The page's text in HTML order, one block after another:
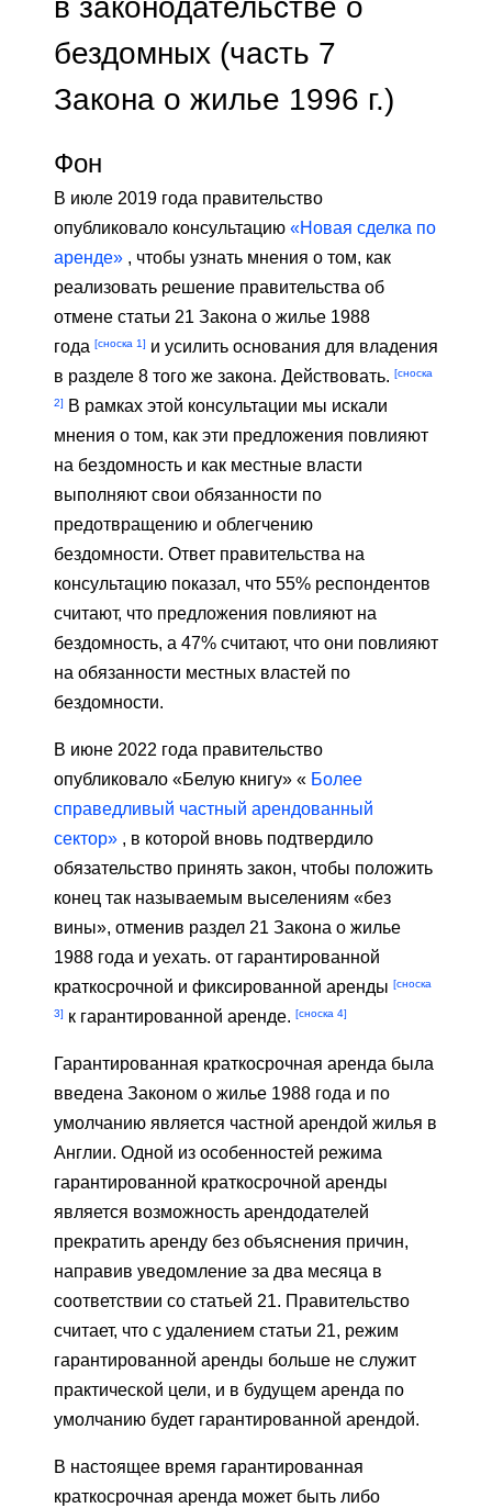
бездомных (часть 7
Закона о жилье 1996 г.)
Фон
В июле 2019 года правительство
опубликовало консультацию «Новая сделка по
аренде» , чтобы узнать мнения о том, как
реализовать решение правительства об
отмене статьи 21 Закона о жилье 1988
года [сноска 1] и усилить основания для владения
в разделе 8 того же закона. Действовать. [сноска
2]
В рамках этой консультации мы искали
мнения о том, как эти предложения повлияют
на бездомность и как местные власти
выполняют свои обязанности по
предотвращению и облегчению
бездомности. Ответ правительства на
консультацию показал, что 55% респондентов
считают, что предложения повлияют на
бездомность, а 47% считают, что они повлияют
на обязанности местных властей по
бездомности.
В июне 2022 года правительство
опубликовало «Белую книгу» « Более
справедливый частный арендованный
сектор» , в которой вновь подтвердило
обязательство принять закон, чтобы положить
конец так называемым выселениям «без
вины», отменив раздел 21 Закона о жилье
1988 года и уехать. от гарантированной
краткосрочной и фиксированной аренды [сноска
3] к гарантированной аренде. [сноска 4]
Гарантированная краткосрочная аренда была
введена Законом о жилье 1988 года и по
умолчанию является частной арендой жилья в
Англии. Одной из особенностей режима
гарантированной краткосрочной аренды
является возможность арендодателей
прекратить аренду без объяснения причин,
направив уведомление за два месяца в
соответствии со статьей 21. Правительство
считает, что с удалением статьи 21, режим
гарантированной аренды больше не служит
практической цели, и в будущем аренда по
умолчанию будет гарантированной арендой.
В настоящее время гарантированная
краткосрочная аренда может быть либо